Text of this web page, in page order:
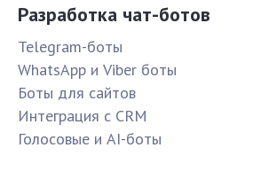
Разработка чат-ботов
Telegram-боты
WhatsApp и Viber боты
Боты для сайтов
Интеграция с CRM
Голосовые и AI-боты